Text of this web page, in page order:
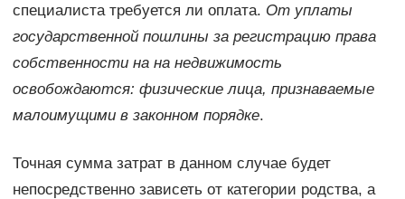
специалиста требуется ли оплата. От уплаты
государственной пошлины за регистрацию права
собственности на на недвижимость
освобождаются: физические лица, признаваемые
малоимущими в законном порядке.
Точная сумма затрат в данном случае будет
непосредственно зависеть от категории родства, а